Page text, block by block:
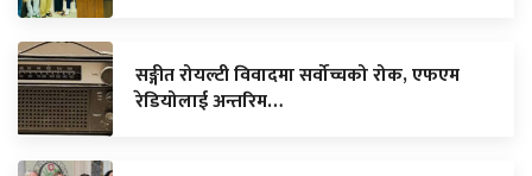
सङ्गीत रोयल्टी विवादमा सर्वोच्चको रोक, एफएम
रेडियोलाई अन्तरिम…